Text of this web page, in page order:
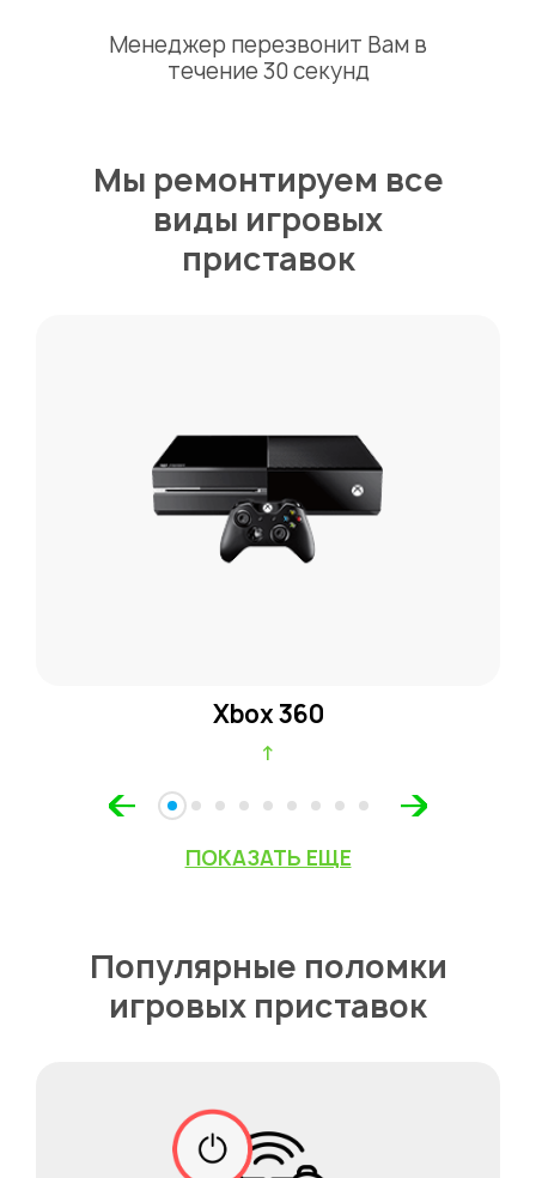
Менеджер перезвонит Вам в
течение 30 секунд
Мы ремонтируем все
виды игровых
приставок
Xbox 360
↑
ПОКАЗАТЬ ЕЩЕ
Популярные поломки
игровых приставок